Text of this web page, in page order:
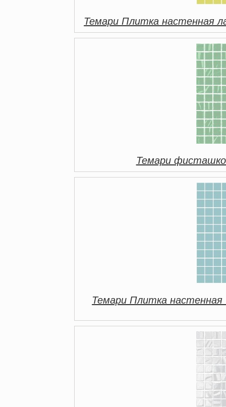
Темари Плитка настенная
Темари
Темари Плитка